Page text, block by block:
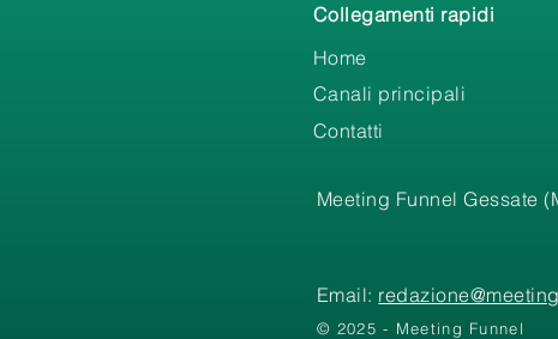
Collegamenti rapidi
Home
Canali principali
Contatti
Meeting Funnel Gessate
Email:
© 2025 - Meeting Funnel